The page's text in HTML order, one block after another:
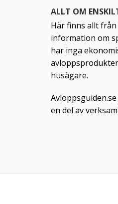
ALLT OM
Här finns allt
information om
har inga
husägare.
en del av